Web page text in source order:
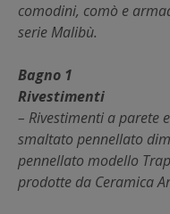
comodini, comò e
serie Malibù.
Bagno 1
Rivestimenti
– Rivestimenti a parete
smaltato pennellato
pennellato modello
prodotte da Ceramica